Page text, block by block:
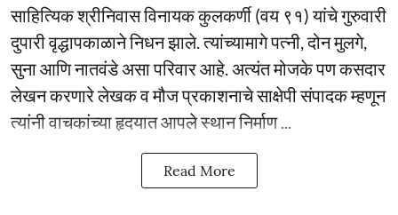
साहित्यिक श्रीनिवास विनायक कुलकर्णी (वय ९१) यांचे गुरुवारी
दुपारी वृद्धापकाळाने निधन झाले. त्यांच्यामागे पत्नी, दोन मुलगे,
सुना आणि नातवंडे असा परिवार आहे. अत्यंत मोजके पण कसदार
लेखन करणारे लेखक व मौज प्रकाशनाचे साक्षेपी संपादक म्हणून
त्यांनी वाचकांच्या हृदयात आपले स्थान निर्माण ...
Read More